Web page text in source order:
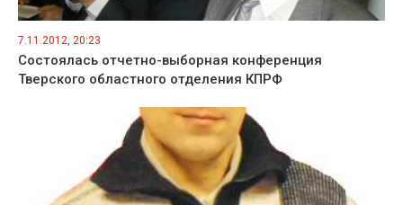
7.11.2012, 20:23
Состоялась отчетно-выборная конференция
Тверского областного отделения КПРФ